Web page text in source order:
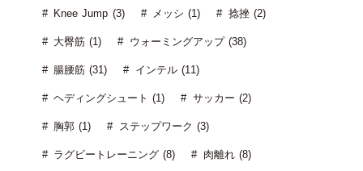
Knee Jump (3) メッシ (1) 捻挫 (2)
大臀筋 (1) ウォーミングアップ (38)
腸腰筋 (31) インテル (11)
ヘディングシュート (1) サッカー (2)
胸郭 (1) ステップワーク (3)
ラグビートレーニング (8) 肉離れ (8)